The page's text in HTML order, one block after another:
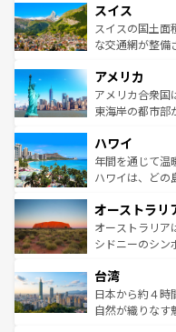
れる地方に足を
き
を参照してほし
は、お酒好きな人に
ドイツ情報はコ
リアごとに異な
ティー、ビール
戦など、本場だ
ンツ一覧を参照
スイス
スイスの国土面
な交通網が整備
の建物がそのま
博物館もあり、
ことができる。
ば市内交通費無料
着のスイス情報
アメリカ
アメリカ合衆国
東海岸の都市部
のような巨大都
ンメントが詰ま
西部には大自然
部のニューオー
文化が魅力。旅
しみながら、そ
ならではの贅沢な旅のス
情報はコンテン
ハワイ
年間を通じて温
ハワイは、どの
ワイ島は見逃せ
島だが、静かな
おすすめ。エメ
れるおもてなし
人々、おいしい
ク、伝統的なフ
オーストラリ
オーストラリア
シドニーのシン
リアリーフや大
ク）、タスマニ
ど、見どころが
台湾
日本から約４時
自然が織りなす